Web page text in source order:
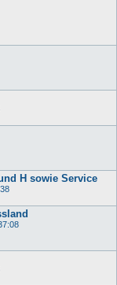
H sowie Service